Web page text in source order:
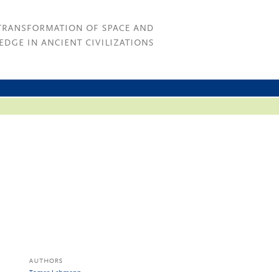
OF SPACE AND
IN ANCIENT CIVILIZATIONS
AUTHORS